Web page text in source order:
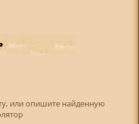
или опишите найденную